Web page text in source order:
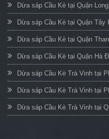
Dừa sáp Cầu Kè tại Quận
Dừa sáp Cầu Kè tại Quận Tây
Dừa sáp Cầu Kè tại Quận
Dừa sáp Cầu Kè tại Quận Hà
Dừa sáp Cầu Kè Trà Vinh tại
Dừa sáp Cầu Kè Trà Vinh tại
Dừa sáp Cầu Kè Trà Vinh tại